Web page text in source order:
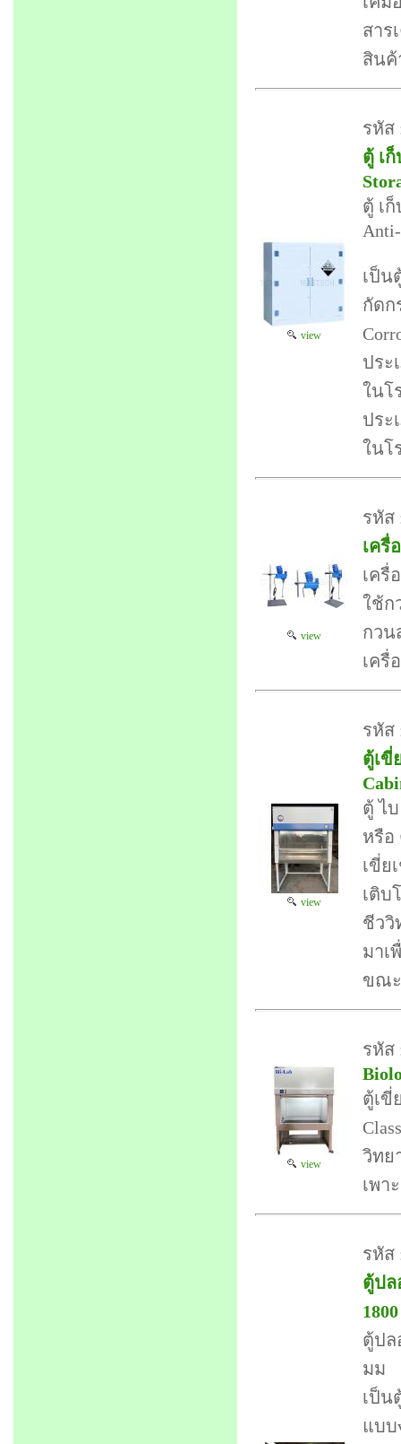
สาร
สินค้
view
รหัส
ตู้ เ
ตู้ เ
เป็น
กัดก
ประ
ในโ
ประ
ในโ
view
รหัส
เครื่
เครื่
ใช้ก
กวน
เครื่
view
รหัส
ตู้เขี่
ตู้ ไบ
หรือ
เขี่ย
เติบ
ชีววิ
มาเ
ขณ
view
รหัส
ตู้เขี่
วิทย
เพา
รหัส
ตู้ปล
ตู้ปล
มม
เป็น
แบบ